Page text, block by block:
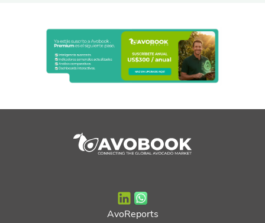
AvoReports